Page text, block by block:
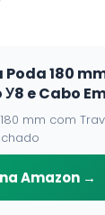
Poda 180
У8 e Cabo
180 mm com
Amazon →